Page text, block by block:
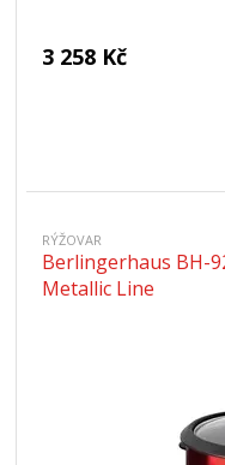
3 258 Kč
RÝŽOVAR
Berlingerhaus BH-
Metallic Line